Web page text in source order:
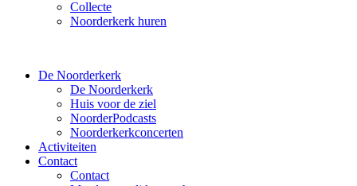
Collecte
Noorderkerk huren
De Noorderkerk
De Noorderkerk
Huis voor de ziel
NoorderPodcasts
Noorderkerkconcerten
Activiteiten
Contact
Contact